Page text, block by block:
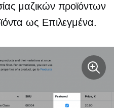
μαζικών προϊόντων
ως Επιλεγμένα.